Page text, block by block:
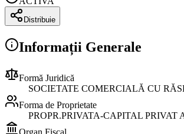
Distribuie
Informații Generale
Formă Juridică
SOCIETATE COMERCIALĂ CU
Forma de Proprietate
PROPR.PRIVATA-CAPITAL PRIVAT
Organ Fiscal